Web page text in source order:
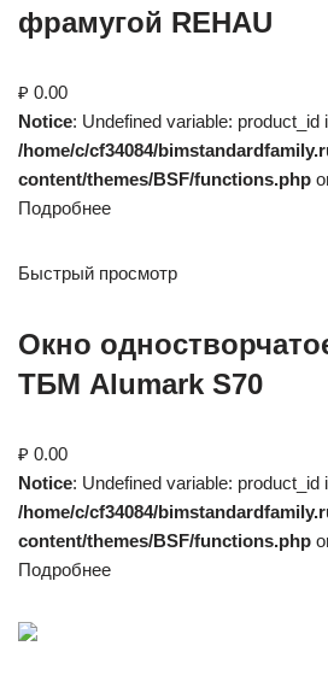
фрамугой REHAU
₽ 0.00
Notice: Undefined variable: product_id
/home/c/cf34084/
content/themes/BSF/functions.php
Подробнее
Быстрый просмотр
Окно
ТБМ Alumark S70
₽ 0.00
Notice: Undefined variable: product_id
/home/c/cf34084/
content/themes/BSF/functions.php
Подробнее